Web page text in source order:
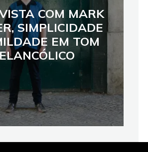
COM MARK
SIMPLICIDADE
EM TOM